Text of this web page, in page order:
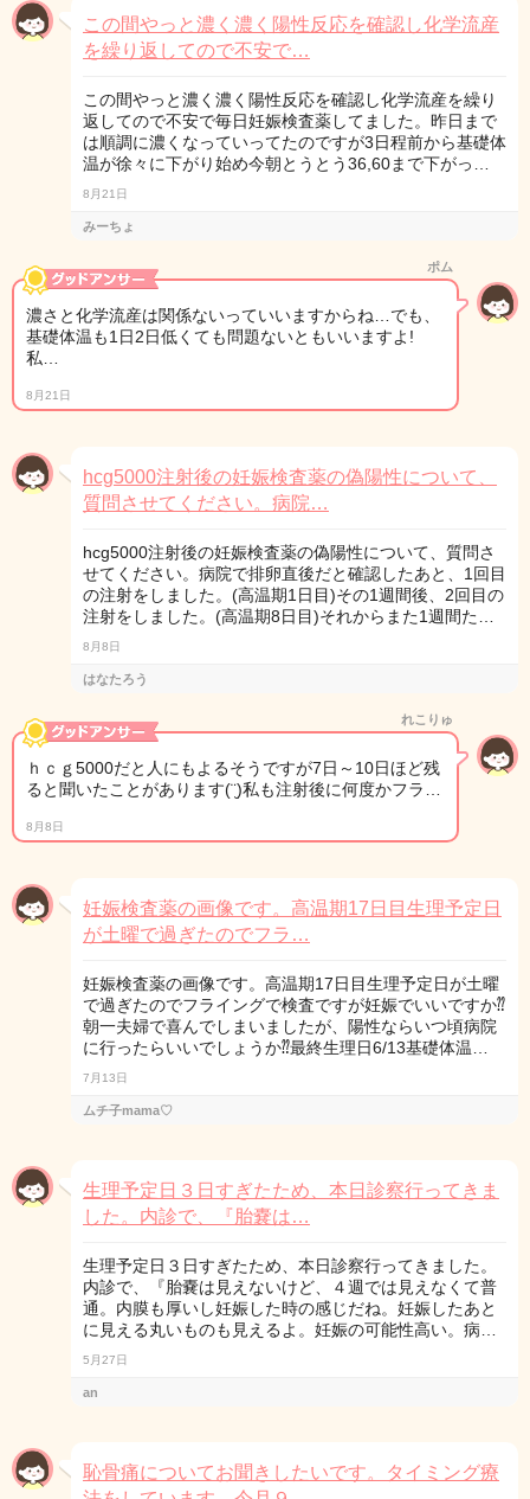
この間やっと濃く濃く陽性反応を確認し化学流産
を繰り返してので不安で…
この間やっと濃く濃く陽性反応を確認し化学流産を繰り
返してので不安で毎日妊娠検査薬してました。昨日まで
は順調に濃くなっていってたのですが3日程前から基礎体
温が徐々に下がり始め今朝とうとう36,60まで下がっ…
8月21日
みーちょ
ポム
濃さと化学流産は関係ないっていいますからね…でも、
基礎体温も1日2日低くても問題ないともいいますよ!
私…
8月21日
hcg5000注射後の妊娠検査薬の偽陽性について、
質問させてください。病院…
hcg5000注射後の妊娠検査薬の偽陽性について、質問さ
せてください。病院で排卵直後だと確認したあと、1回目
の注射をしました。(高温期1日目)その1週間後、2回目の
注射をしました。(高温期8日目)それからまた1週間た…
8月8日
はなたろう
れこりゅ
ｈｃｇ5000だと人にもよるそうですが7日～10日ほど残
ると聞いたことがあります(¨̮)私も注射後に何度かフラ…
8月8日
妊娠検査薬の画像です。高温期17日目生理予定日
が土曜で過ぎたのでフラ…
妊娠検査薬の画像です。高温期17日目生理予定日が土曜
で過ぎたのでフライングで検査ですが妊娠でいいですか⁇
朝一夫婦で喜んでしまいましたが、陽性ならいつ頃病院
に行ったらいいでしょうか⁇最終生理日6/13基礎体温…
7月13日
ムチ子mama♡
生理予定日３日すぎたため、本日診察行ってきま
した。内診で、『胎嚢は…
生理予定日３日すぎたため、本日診察行ってきました。
内診で、『胎嚢は見えないけど、４週では見えなくて普
通。内膜も厚いし妊娠した時の感じだね。妊娠したあと
に見える丸いものも見えるよ。妊娠の可能性高い。病…
5月27日
an
恥骨痛についてお聞きしたいです。タイミング療